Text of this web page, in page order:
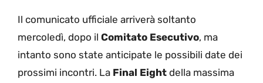
Il comunicato ufficiale arriverà soltanto
mercoledì, dopo il Comitato Esecutivo, ma
intanto sono state anticipate le possibili date dei
prossimi incontri. La Final Eight della massima